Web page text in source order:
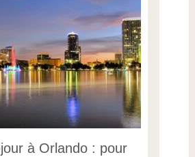
à Orlando : pour